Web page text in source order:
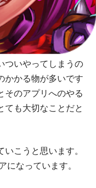
ついやってしまうの
かかる物が多いです
そのアプリへのやる
ても大切なことだと
こうと思います。
になっています。